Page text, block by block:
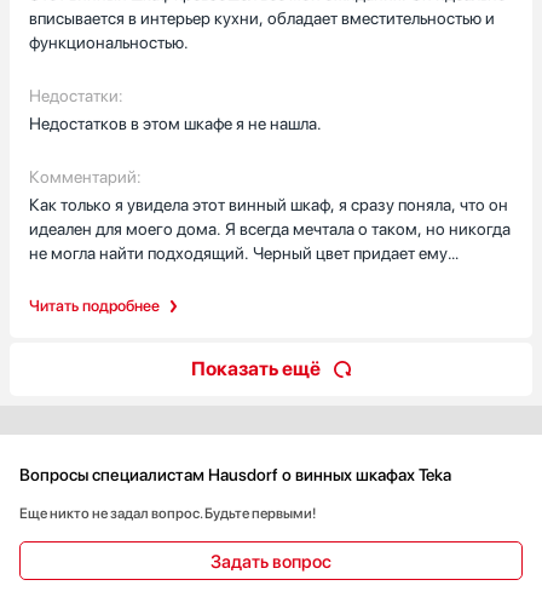
Читать подробнее
вписывается в интерьер кухни, обладает вместительностью и
функциональностью.
Недостатки:
Недостатков в этом шкафе я не нашла.
Комментарий:
Как только я увидела этот винный шкаф, я сразу поняла, что он
идеален для моего дома. Я всегда мечтала о таком, но никогда
не могла найти подходящий. Черный цвет придает ему
создает ощущение роскоши.
позволяет хранить разные виды вина при оптимальной
управление очень удобно и интуитивно понятно. Внутреннее
привлекательным, особенно вечером, когда мы ужинаем при
свечах.
Показать ещё
Вопросы специалистам Hausdorf о винных шкафах Teka
Еще никто не задал вопрос. Будьте первыми!
Задать вопрос